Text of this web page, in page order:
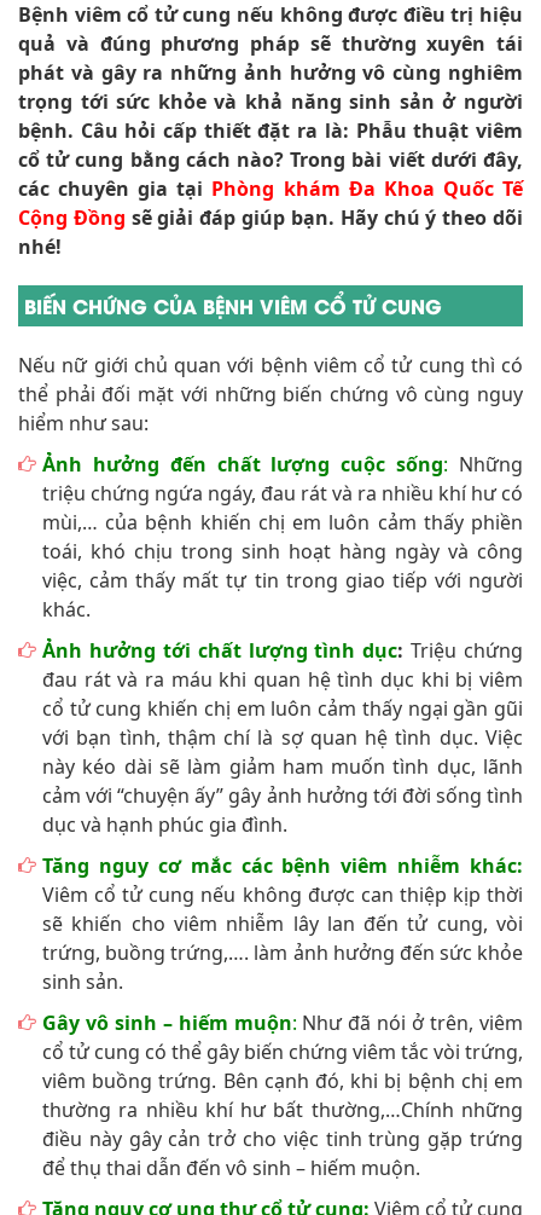
Bệnh viêm cổ tử cung nếu không được điều trị hiệu
quả và đúng phương pháp sẽ thường xuyên tái
phát và gây ra những ảnh hưởng vô cùng nghiêm
trọng tới sức khỏe và khả năng sinh sản ở người
bệnh. Câu hỏi cấp thiết đặt ra là: Phẫu thuật viêm
cổ tử cung bằng cách nào? Trong bài viết dưới đây,
các chuyên gia tại Phòng khám Đa Khoa Quốc Tế
Cộng Đồng sẽ giải đáp giúp bạn. Hãy chú ý theo dõi
nhé!
BIẾN CHỨNG CỦA BỆNH VIÊM CỔ TỬ CUNG
Nếu nữ giới chủ quan với bệnh viêm cổ tử cung thì có
thể phải đối mặt với những biến chứng vô cùng nguy
hiểm như sau:
Ảnh hưởng đến chất lượng cuộc sống: Những
triệu chứng ngứa ngáy, đau rát và ra nhiều khí hư có
mùi,… của bệnh khiến chị em luôn cảm thấy phiền
toái, khó chịu trong sinh hoạt hàng ngày và công
việc, cảm thấy mất tự tin trong giao tiếp với người
khác.
Ảnh hưởng tới chất lượng tình dục: Triệu chứng
đau rát và ra máu khi quan hệ tình dục khi bị viêm
cổ tử cung khiến chị em luôn cảm thấy ngại gần gũi
với bạn tình, thậm chí là sợ quan hệ tình dục. Việc
này kéo dài sẽ làm giảm ham muốn tình dục, lãnh
cảm với “chuyện ấy” gây ảnh hưởng tới đời sống tình
dục và hạnh phúc gia đình.
Tăng nguy cơ mắc các bệnh viêm nhiễm khác:
Viêm cổ tử cung nếu không được can thiệp kịp thời
sẽ khiến cho viêm nhiễm lây lan đến tử cung, vòi
trứng, buồng trứng,…. làm ảnh hưởng đến sức khỏe
sinh sản.
Gây vô sinh – hiếm muộn: Như đã nói ở trên, viêm
cổ tử cung có thể gây biến chứng viêm tắc vòi trứng,
viêm buồng trứng. Bên cạnh đó, khi bị bệnh chị em
thường ra nhiều khí hư bất thường,…Chính những
điều này gây cản trở cho việc tinh trùng gặp trứng
để thụ thai dẫn đến vô sinh – hiếm muộn.
Tăng nguy cơ ung thư cổ tử cung: Viêm cổ tử cung